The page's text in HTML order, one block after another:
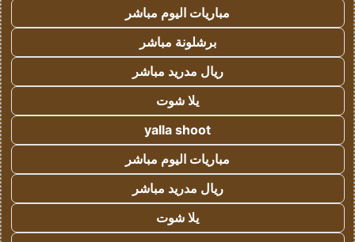
مباريات اليوم مباشر
برشلونة مباشر
ريال مدريد مباشر
يلا شوت
yalla shoot
مباريات اليوم مباشر
ريال مدريد مباشر
يلا شوت